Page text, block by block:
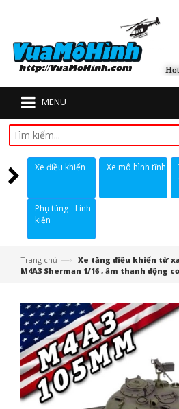
MENU
Xe điều khiển Xe mô hình tĩnh
Phụ tùng - Linh
kiện
Trang chủ —› Xe tăng điều khiển từ xa
M4A3 Sherman 1/16 , âm thanh động